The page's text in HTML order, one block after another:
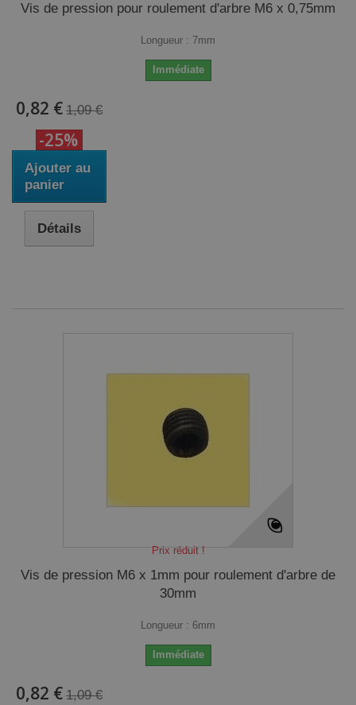
Vis de pression pour roulement d'arbre M6 x 0,75mm
Longueur : 7mm
Immédiate
0,82 € 1,09 €
-25%
Ajouter au
panier
Détails
Prix réduit !
Vis de pression M6 x 1mm pour roulement d'arbre de
30mm
Longueur : 6mm
Immédiate
0,82 € 1,09 €